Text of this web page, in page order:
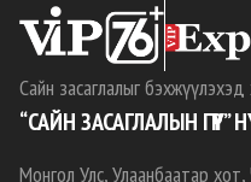
Сайн засаглалыг
“САЙН ЗАСАГЛАЛЫН ГҮҮР”
Монгол Улс, Улаанбаатар хот,